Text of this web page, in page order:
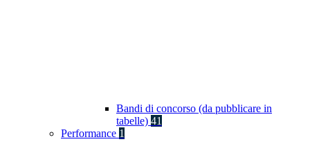
Bandi di concorso (da pubblicare in
tabelle) 41
Performance 1